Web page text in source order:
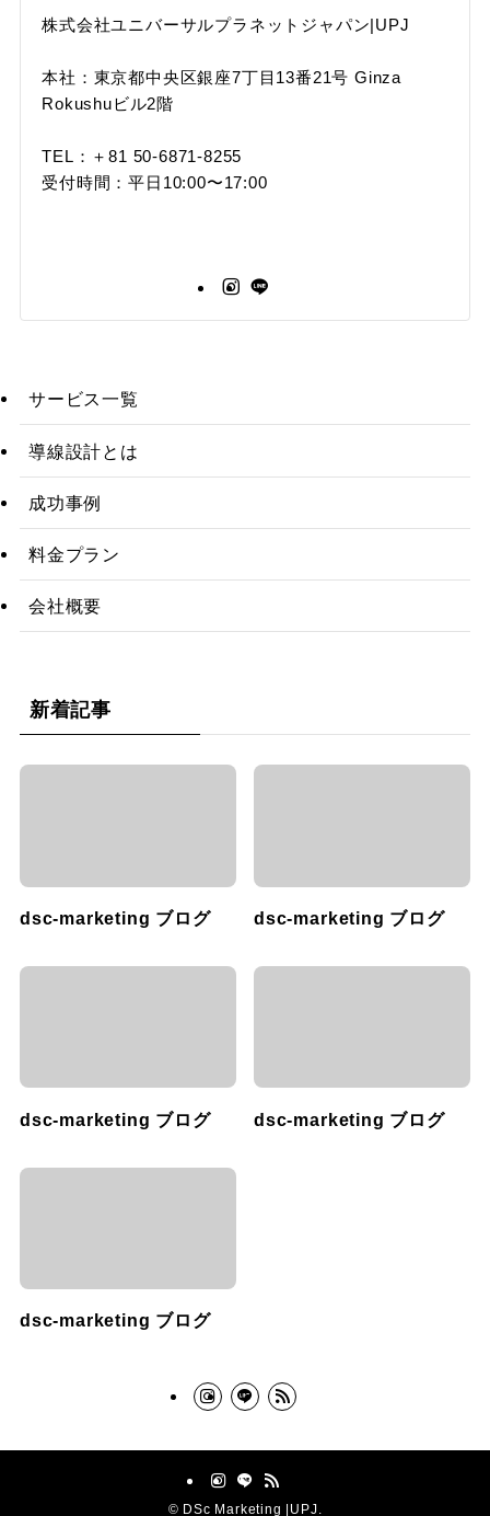
株式会社ユニバーサルプラネットジャパン|UPJ
本社：東京都中央区銀座7丁目13番21号 Ginza
Rokushuビル2階
TEL：＋81 50-6871-8255
受付時間：平日10:00〜17:00
サービス一覧
導線設計とは
成功事例
料金プラン
会社概要
新着記事
dsc-marketing ブログ dsc-marketing ブログ
dsc-marketing ブログ dsc-marketing ブログ
dsc-marketing ブログ
© DSc Marketing |UPJ.